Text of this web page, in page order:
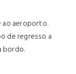
ao aeroporto.
de regresso a
bordo.